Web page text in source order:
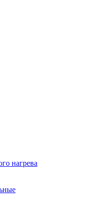
нагрева